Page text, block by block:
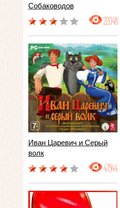
Собаководов
22048
Иван Царевич и Серый
волк
47944